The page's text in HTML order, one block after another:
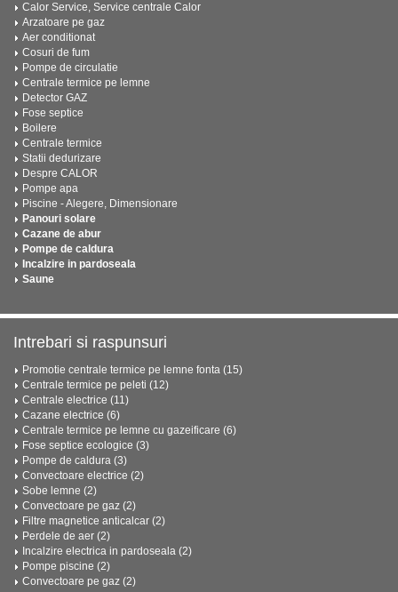
Calor Service, Service centrale Calor
Arzatoare pe gaz
Aer conditionat
Cosuri de fum
Pompe de circulatie
Centrale termice pe lemne
Detector GAZ
Fose septice
Boilere
Centrale termice
Statii dedurizare
Despre CALOR
Pompe apa
Piscine - Alegere, Dimensionare
Panouri solare
Cazane de abur
Pompe de caldura
Incalzire in pardoseala
Saune
Intrebari si raspunsuri
Promotie centrale termice pe lemne fonta (15)
Centrale termice pe peleti (12)
Centrale electrice (11)
Cazane electrice (6)
Centrale termice pe lemne cu gazeificare (6)
Fose septice ecologice (3)
Pompe de caldura (3)
Convectoare electrice (2)
Sobe lemne (2)
Convectoare pe gaz (2)
Filtre magnetice anticalcar (2)
Perdele de aer (2)
Incalzire electrica in pardoseala (2)
Pompe piscine (2)
Convectoare pe gaz (2)